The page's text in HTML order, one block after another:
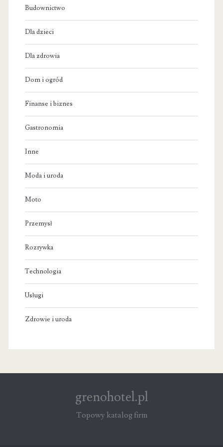
Budownictwo
Dla dzieci
Dla zdrowia
Dom i ogród
Finanse i biznes
Gastronomia
Inne
Moda i uroda
Moto
Przemysł
Rozrywka
Technologia
Usługi
Zdrowie i uroda
grenohotel.pl
Topowy katalog firm